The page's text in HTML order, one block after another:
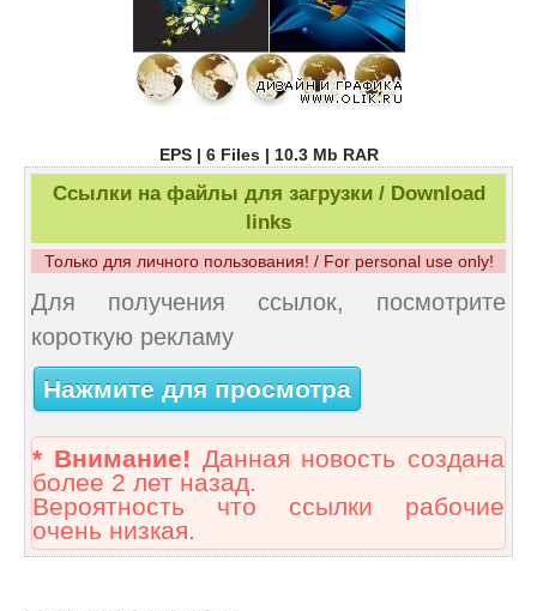
EPS | 6 Files | 10.3 Mb RAR
Ссылки на файлы для загрузки / Download
links
Только для личного пользования! / For personal use only!
Для получения ссылок, посмотрите
короткую рекламу
Нажмите для просмотра
* Внимание! Данная новость создана
более 2 лет назад.
Вероятность что ссылки рабочие
очень низкая.